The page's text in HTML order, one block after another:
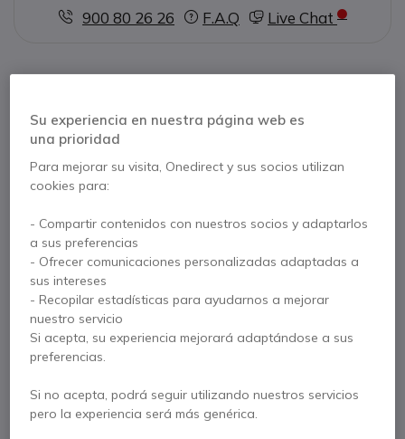
900 80 26 26
F.A.Q Live Chat
Descripción producto
Alcatel TMAX 10
El Alcatel TMAX 10 es un teléfono fijo muy funcional
que está equipado con numerosas características
prácticas para satisfacer las necesidades de sus
usuarios. Con sus botones extragrandes, es
especialmente fácil de usar y de utilizar para personas
de todas las edades.
6 botones con foto
Una característica destacada del Alcatel TMAX 10
son las 6 teclas de memoria directa con foto
Su experiencia en nuestra página web es
una prioridad
Para mejorar su visita, Onedirect y sus socios utilizan
cookies para:
- Compartir contenidos con nuestros socios y adaptarlos
a sus preferencias
- Ofrecer comunicaciones personalizadas adaptadas a
sus intereses
- Recopilar estadísticas para ayudarnos a mejorar
nuestro servicio
Si acepta, su experiencia mejorará adaptándose a sus
preferencias.
Si no acepta, podrá seguir utilizando nuestros servicios
pero la experiencia será más genérica.